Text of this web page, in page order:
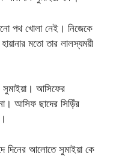
পথ খোলা নেই। নিজেকে
মতো তার লালস্যময়ী
সুমাইয়া। আসিফের
আসিফ ছাদের সিড়িঁর
দিনের আলোতে সুমাইয়া কে